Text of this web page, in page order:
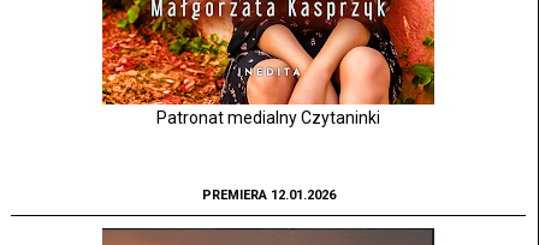
Patronat medialny Czytaninki
PREMIERA 12.01.2026